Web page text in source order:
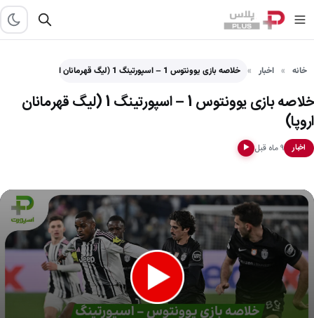
خانه اخبار خلاصه بازی یوونتوس 1 – اسپورتینگ 1 (لیگ قهرمانان اروپا)
خلاصه بازی یوونتوس 1 – اسپورتینگ 1 (لیگ قهرمانان
اروپا)
اخبار ۹ ماه قبل ▶